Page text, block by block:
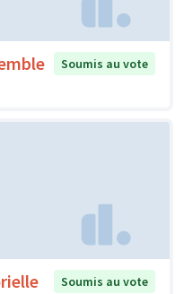
Soumis au vote
Soumis au vote